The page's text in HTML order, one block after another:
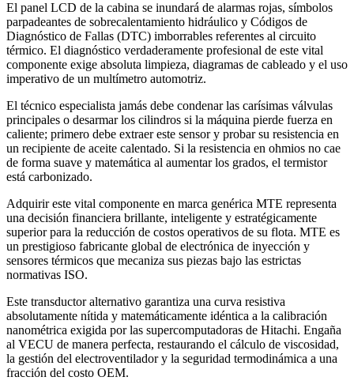
El panel LCD de la cabina se inundará de alarmas rojas, símbolos
parpadeantes de sobrecalentamiento hidráulico y Códigos de
Diagnóstico de Fallas (DTC) imborrables referentes al circuito
térmico. El diagnóstico verdaderamente profesional de este vital
componente exige absoluta limpieza, diagramas de cableado y el uso
imperativo de un multímetro automotriz.
El técnico especialista jamás debe condenar las carísimas válvulas
principales o desarmar los cilindros si la máquina pierde fuerza en
caliente; primero debe extraer este sensor y probar su resistencia en
un recipiente de aceite calentado. Si la resistencia en ohmios no cae
de forma suave y matemática al aumentar los grados, el termistor
está carbonizado.
Adquirir este vital componente en marca genérica MTE representa
una decisión financiera brillante, inteligente y estratégicamente
superior para la reducción de costos operativos de su flota. MTE es
un prestigioso fabricante global de electrónica de inyección y
sensores térmicos que mecaniza sus piezas bajo las estrictas
normativas ISO.
Este transductor alternativo garantiza una curva resistiva
absolutamente nítida y matemáticamente idéntica a la calibración
nanométrica exigida por las supercomputadoras de Hitachi. Engaña
al VECU de manera perfecta, restaurando el cálculo de viscosidad,
la gestión del electroventilador y la seguridad termodinámica a una
fracción del costo OEM.